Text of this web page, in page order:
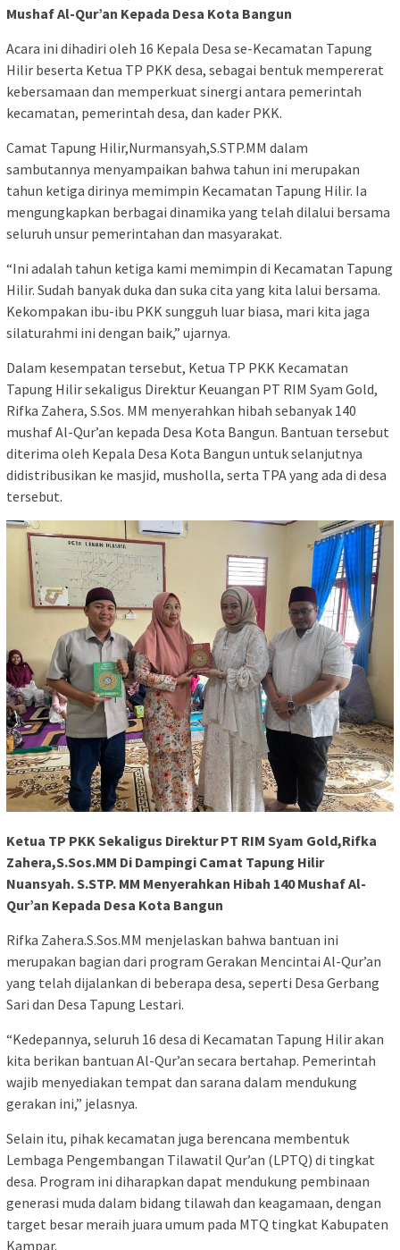
Mushaf Al-Qur’an Kepada Desa Kota Bangun
Acara ini dihadiri oleh 16 Kepala Desa se-Kecamatan Tapung
Hilir beserta Ketua TP PKK desa, sebagai bentuk mempererat
kebersamaan dan memperkuat sinergi antara pemerintah
kecamatan, pemerintah desa, dan kader PKK.
Camat Tapung Hilir,Nurmansyah,S.STP.MM dalam
sambutannya menyampaikan bahwa tahun ini merupakan
tahun ketiga dirinya memimpin Kecamatan Tapung Hilir. Ia
mengungkapkan berbagai dinamika yang telah dilalui bersama
seluruh unsur pemerintahan dan masyarakat.
“Ini adalah tahun ketiga kami memimpin di Kecamatan Tapung
Hilir. Sudah banyak duka dan suka cita yang kita lalui bersama.
Kekompakan ibu-ibu PKK sungguh luar biasa, mari kita jaga
silaturahmi ini dengan baik,” ujarnya.
Dalam kesempatan tersebut, Ketua TP PKK Kecamatan
Tapung Hilir sekaligus Direktur Keuangan PT RIM Syam Gold,
Rifka Zahera, S.Sos. MM menyerahkan hibah sebanyak 140
mushaf Al-Qur’an kepada Desa Kota Bangun. Bantuan tersebut
diterima oleh Kepala Desa Kota Bangun untuk selanjutnya
didistribusikan ke masjid, musholla, serta TPA yang ada di desa
tersebut.
Ketua TP PKK Sekaligus Direktur PT RIM Syam Gold,Rifka
Zahera,S.Sos.MM Di Dampingi Camat Tapung Hilir
Nuansyah. S.STP. MM Menyerahkan Hibah 140 Mushaf Al-
Qur’an Kepada Desa Kota Bangun
Rifka Zahera.S.Sos.MM menjelaskan bahwa bantuan ini
merupakan bagian dari program Gerakan Mencintai Al-Qur’an
yang telah dijalankan di beberapa desa, seperti Desa Gerbang
Sari dan Desa Tapung Lestari.
“Kedepannya, seluruh 16 desa di Kecamatan Tapung Hilir akan
kita berikan bantuan Al-Qur’an secara bertahap. Pemerintah
wajib menyediakan tempat dan sarana dalam mendukung
gerakan ini,” jelasnya.
Selain itu, pihak kecamatan juga berencana membentuk
Lembaga Pengembangan Tilawatil Qur’an (LPTQ) di tingkat
desa. Program ini diharapkan dapat mendukung pembinaan
generasi muda dalam bidang tilawah dan keagamaan, dengan
target besar meraih juara umum pada MTQ tingkat Kabupaten
Kampar.